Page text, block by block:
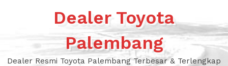
Dealer Toyota
Palembang
Dealer Resmi Toyota Palembang Terbesar & Terlengkap